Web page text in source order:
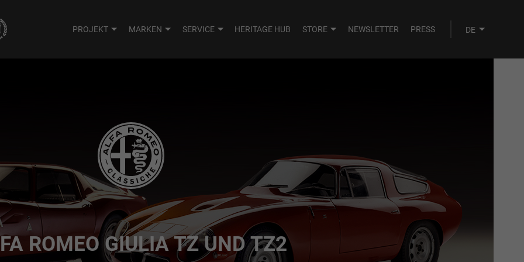
PROJEKT MARKEN SERVICE HERITAGE HUB STORE NEWSLETTER PRESS
ROMEO GIULIA TZ UND TZ2